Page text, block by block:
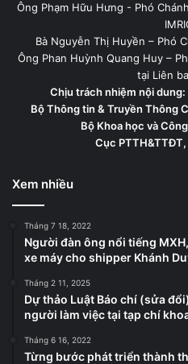
Ông Phạm Hữu Hưng - Phó
Bà Nguyễn Thị Huyền – Phó
Ông Phan Huỳnh Quang Huy –
tại Liên
Chịu trách nhiệm nội dung:
Bộ Thông tin & Truyền Thông
Bộ Khoa học và
Cục
Xem nhiều
Tháng 7 18, 2022
Người đàn ông nổi tiếng
xe máy cho shipper Khánh
Tháng 2 11, 2025
Dự thảo Luật Báo chí (sửa
người làm việc tại tạp chí
Tháng 6 16, 2022
Từng bước phát triển thành